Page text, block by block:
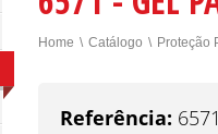
Home \ Catálogo \ Proteção
Referência: